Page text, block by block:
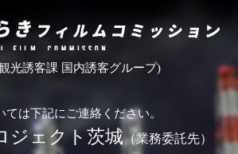
光誘客課 国内誘客グループ)
ては下記にご連絡ください。
ジェクト茨城（業務委託先）